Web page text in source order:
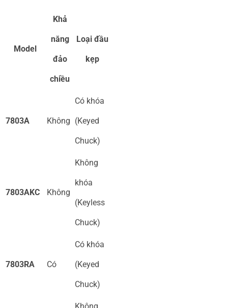
Model
Khả
năng
đảo
chiều
Loại đầu
kẹp
7803A Không
Có khóa
(Keyed
Chuck)
7803AKC Không
Không
khóa
(Keyless
Chuck)
7803RA Có
Có khóa
(Keyed
Chuck)